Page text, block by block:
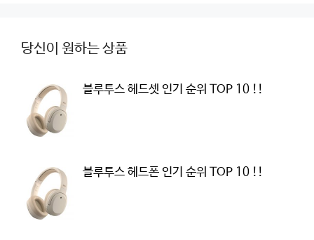
당신이 원하는 상품
블루투스 헤드셋 인기 순위 TOP 10 !!
블루투스 헤드폰 인기 순위 TOP 10 !!